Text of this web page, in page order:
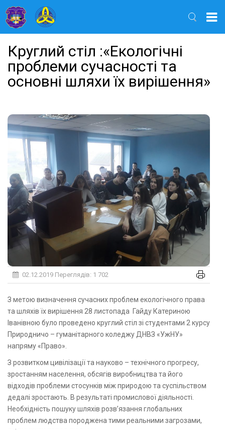
Круглий стіл :«Екологічні
проблеми сучасності та
основні шляхи їх вирішення»
02.12.2019 Переглядів: 1 702
З метою визначення сучасних проблем екологічного права
та шляхів їх вирішення 28 листопада Гайду Катериною
Іванівною було проведено круглий стіл зі студентами 2 курсу
Природничо – гуманітарного коледжу ДНВЗ «УжНУ»
напряму «Право».
З розвитком цивілізації та науково – технічного прогресу,
зростанням населення, обсягів виробництва та його
відходів проблеми стосунків між природою та суспільством
дедалі зростають. В результаті промислової діяльності.
Необхідність пошуку шляхів розв’язання глобальних
проблем людства породжена тими реальними загрозами,